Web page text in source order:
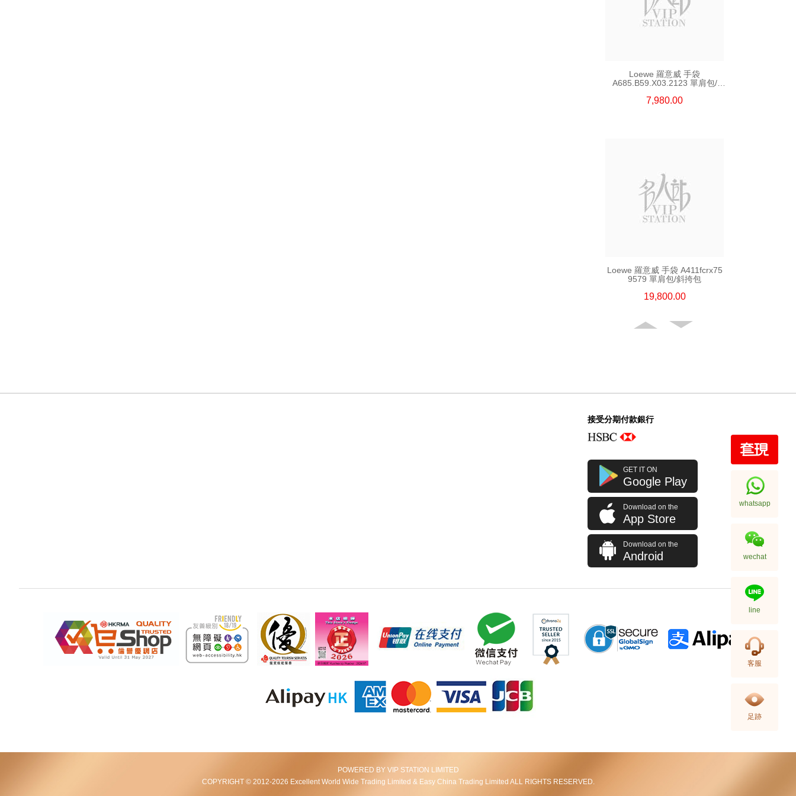
Loewe 羅意威 手袋
A685.B59.X03.2123 單肩包/
7,980.00
Loewe 羅意威 手袋 A411fcrx75
9579 單肩包/斜挎包
19,800.00
接受分期付款銀行
GET IT ON
Google Play
Download on the
App Store
Download on the
Android
POWERED BY VIP STATION LIMITED
COPYRIGHT © 2012-2026 Excellent World Wide Trading Limited & Easy China Trading Limited ALL RIGHTS RESERVED.
whatsapp
wechat
line
客服
足跡